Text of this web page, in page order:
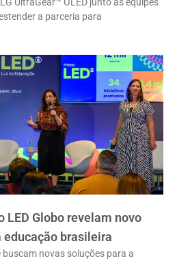
a parceria para
LED Globo revelam novo
educação brasileira
novas soluções para a